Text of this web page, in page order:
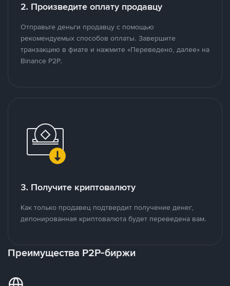
2. Произведите оплату продавцу
Отправьте деньги продавцу с помощью
рекомендуемых способов оплаты. Завершите
транзакцию в фиате и нажмите «Переведено, далее» на
Binance P2P.
3. Получите криптовалюту
Как только продавец подтвердит получение денег,
депонированная криптовалюта будет переведена вам.
Преимущества P2P-биржи